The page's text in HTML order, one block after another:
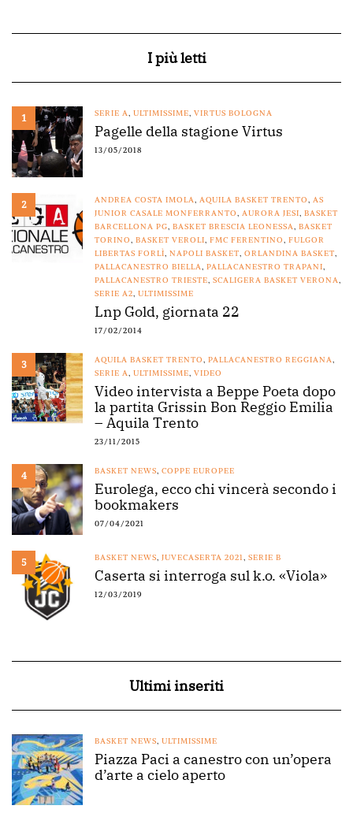
I più letti
1 SERIE A ULTIMISSIME VIRTUS BOLOGNA
Pagelle della stagione Virtus
13/05/2018
2 ANDREA COSTA IMOLA AQUILA BASKET TRENTO
AS
JUNIOR CASALE MONFERRANTO
AURORA JESI BASKET
BARCELLONA PG BASKET BRESCIA LEONESSA
BASKET
TORINO
BASKET VEROLI FMC FERENTINO
FULGOR
LIBERTAS FORLÌ NAPOLI BASKET ORLANDINA BASKET
PALLACANESTRO BIELLA
PALLACANESTRO TRAPANI
PALLACANESTRO TRIESTE SCALIGERA BASKET VERONA
SERIE A2 ULTIMISSIME
Lnp Gold, giornata 22
17/02/2014
3 AQUILA BASKET TRENTO PALLACANESTRO REGGIANA
SERIE A
ULTIMISSIME VIDEO
Video intervista a Beppe Poeta dopo
la partita Grissin Bon Reggio Emilia
– Aquila Trento
23/11/2015
4 BASKET NEWS COPPE EUROPEE
Eurolega, ecco chi vincerà secondo i
bookmakers
07/04/2021
5 BASKET NEWS JUVECASERTA 2021 SERIE B
Caserta si interroga sul k.o. «Viola»
12/03/2019
Ultimi inseriti
BASKET NEWS ULTIMISSIME
Piazza Paci a canestro con un’opera
d’arte a cielo aperto